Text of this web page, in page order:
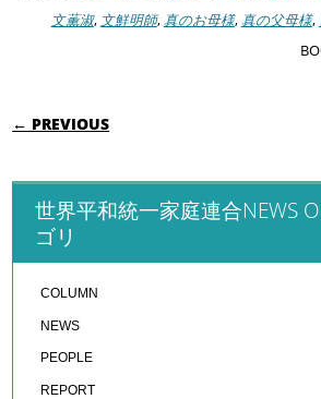
文薫淑, 文鮮明師,真のお母様,真の父母様,
POST NAVIGATION
← PREVIOUS
世界平和統一家庭連合NEWS
ゴリ
COLUMN
NEWS
PEOPLE
REPORT